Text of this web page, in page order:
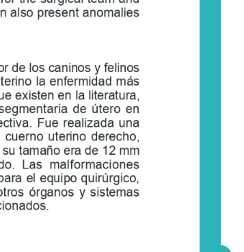
also present anomalies
de los caninos y felinos
la    enfermidad más
existen en la literatura,
de  útero  en
Fue realizada una
cuerno uterino derecho,
tamaño era de 12 mm
Las  malformaciones
el    equipo quirúrgico,
órganos y   sistemas